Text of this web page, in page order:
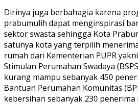
Dirinya juga berbahagia karena
prabumulih dapat menginspirasi
sektor swasta sehingga Kota
satunya kota yang terpilih
rumah dari Kementerian PUPR
Stimulan Perumahan Swadaya
kurang mampu sebanyak 450
Bantuan Perumahan Komunitas
kebersihan sebanyak 230 penerima